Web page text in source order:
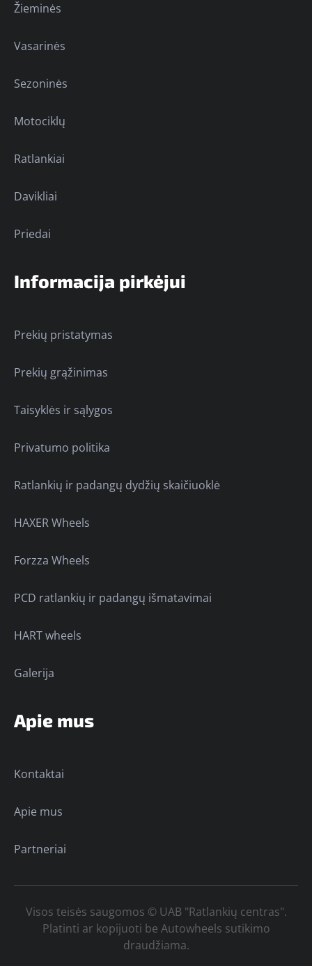
Žieminės
Vasarinės
Sezoninės
Motociklų
Ratlankiai
Davikliai
Priedai
Informacija pirkėjui
Prekių pristatymas
Prekių grąžinimas
Taisyklės ir sąlygos
Privatumo politika
Ratlankių ir padangų dydžių skaičiuoklė
HAXER Wheels
Forzza Wheels
PCD ratlankių ir padangų išmatavimai
HART wheels
Galerija
Apie mus
Kontaktai
Apie mus
Partneriai
Visos teisės saugomos © UAB "Ratlankių centras".
Platinti ar kopijuoti be Autowheels sutikimo
draudžiama.